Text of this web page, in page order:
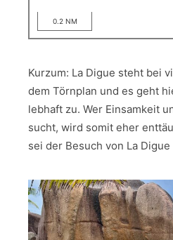
0.2 NM
Kurzum: La Digue steht bei
dem Törnplan und es geht
lebhaft zu. Wer Einsamkeit
sucht, wird somit eher
sei der Besuch von La